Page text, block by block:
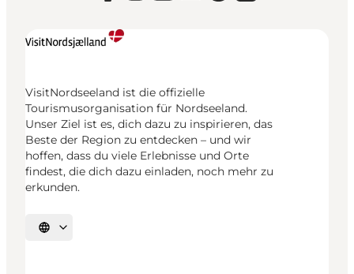
VisitNordseeland ist die offizielle
Tourismusorganisation für Nordseeland.
Unser Ziel ist es, dich dazu zu inspirieren, das
Beste der Region zu entdecken – und wir
hoffen, dass du viele Erlebnisse und Orte
findest, die dich dazu einladen, noch mehr zu
erkunden.
Sprache auswählen